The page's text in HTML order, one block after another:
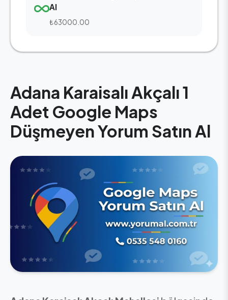
Adana Karaisalı Akçalı 1
Adet Google Maps
Düşmeyen Yorum Satın Al
Al
₺63000.00